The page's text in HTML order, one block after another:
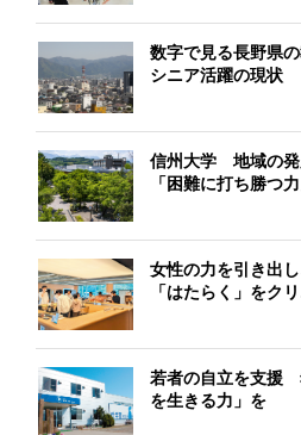
数字で見る長野県
シニア活躍の現状
信州大学 地域の発
「困難に打ち勝つ
女性の力を引き出
「はたらく」をク
若者の自立を支援
を生きる力」を